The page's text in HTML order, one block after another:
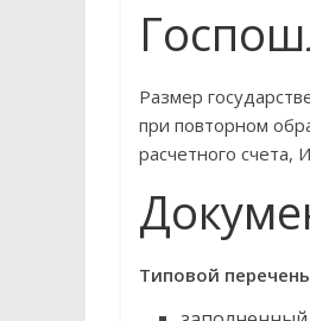
Размер
при повторном
расчетного
Типовой